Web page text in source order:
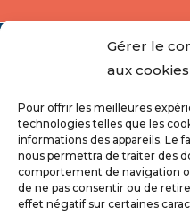
Gérer le
aux cookies
Pour offrir les meilleures
technologies telles que les
informations des appareils. Le
nous permettra de traiter des
comportement de navigation
de ne pas consentir ou de
effet négatif sur certaines